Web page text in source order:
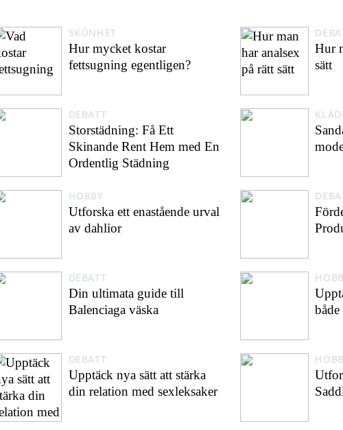
SKÖNHET
Hur mycket kostar
fettsugning egentligen?
DEBATT
Storstädning: Få Ett
Skinande Rent Hem med En
Ordentlig Städning
HOBBY
Utforska ett enastående urval
av dahlior
DEBATT
Din ultimata guide till
Balenciaga väska
DEBATT
Upptäck nya sätt att stärka
din relation med sexleksaker
Hur
sätt